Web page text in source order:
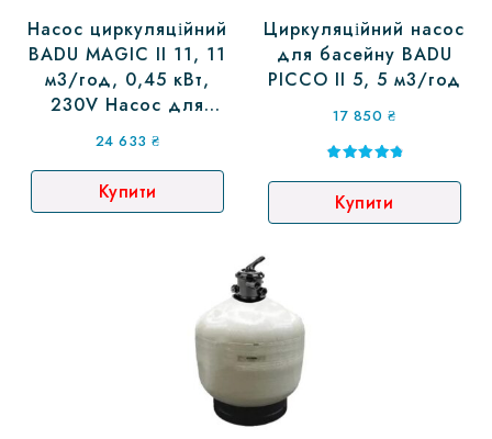
Насос циркуляційний
BADU MAGIC II 11, 11
м3/год, 0,45 кВт,
230V Насос для
басейну Badu, Насоси
24 633₴
Купити
Циркуляційний насос
для басейну BADU
PICCO II 5, 5 м3/год
17 850 ₴
5.00
з 5
Купити